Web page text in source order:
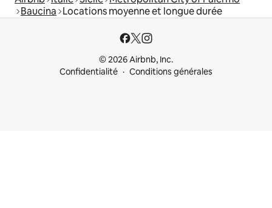
Baucina Locations moyenne et longue durée
© 2026 Airbnb, Inc.
Confidentialité
Conditions générales